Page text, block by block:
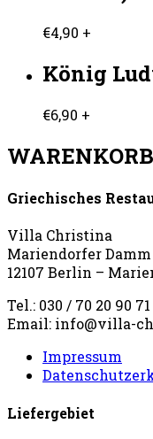
€4,90 +
König
€6,90 +
WARENKORB
Griechisches
Villa Christina
Mariendorfer Damm
12107 Berlin –
Tel.: 030 / 70 20 90 71
Email: info@villa-
Impressum
Liefergebiet